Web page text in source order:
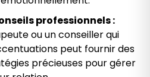
professionnels :
ou un conseiller qui
peut fournir des
précieuses pour gérer